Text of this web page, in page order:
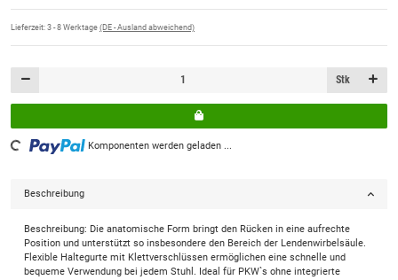
Lieferzeit: 3 - 8 Werktage (DE - Ausland abweichend)
Stk
Komponenten werden geladen ...
Beschreibung
Beschreibung: Die anatomische Form bringt den Rücken in eine aufrechte
Position und unterstützt so insbesondere den Bereich der Lendenwirbelsäule.
Flexible Haltegurte mit Klettverschlüssen ermöglichen eine schnelle und
bequeme Verwendung bei jedem Stuhl. Ideal für PKW`s ohne integrierte